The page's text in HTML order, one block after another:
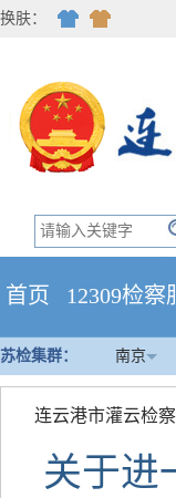
换肤：
首页 12309检察
苏检集群： 南京
连云港市灌云检
关于进